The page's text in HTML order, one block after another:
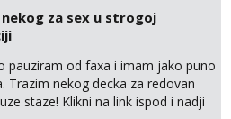
za sex u strogoj
pauziram od faxa i imam jako puno
Trazim nekog decka za redovan
staze! Klikni na link ispod i nadji